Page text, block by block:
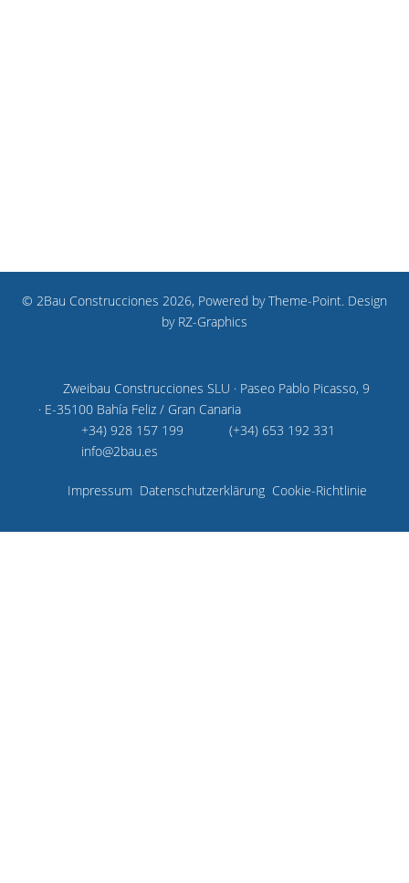
© 2Bau Construcciones 2026, Powered byTheme-Point. Design
by RZ-Graphics
Zweibau Construcciones SLU · Paseo Pablo Picasso, 9
· E-35100 Bahía Feliz / Gran Canaria
+34) 928 157 199
(+34) 653 192 331
info@2bau.es
Impressum Datenschutzerklärung Cookie-Richtlinie